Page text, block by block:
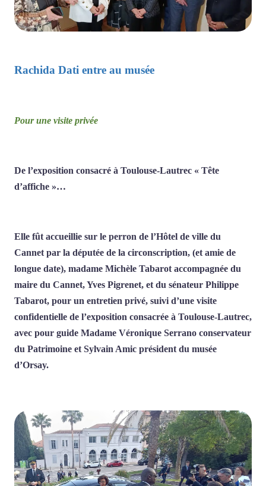
Rachida Dati entre au musée
Pour une visite privée
De l’exposition consacré à Toulouse-Lautrec « Tête
d’affiche »…
Elle fût accueillie sur le perron de l’Hôtel de ville du
Cannet par la députée de la circonscription, (et amie de
longue date), madame Michèle Tabarot accompagnée du
maire du Cannet, Yves Pigrenet, et du sénateur Philippe
Tabarot, pour un entretien privé, suivi d’une visite
confidentielle de l’exposition consacrée à Toulouse-Lautrec,
avec pour guide Madame Véronique Serrano conservateur
du Patrimoine et Sylvain Amic président du musée
d’Orsay.